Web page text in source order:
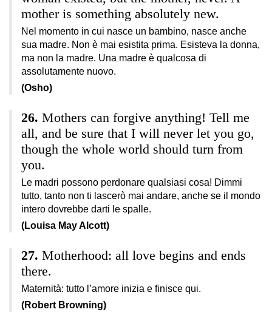
mother is something absolutely new.
Nel momento in cui nasce un bambino, nasce anche
sua madre. Non è mai esistita prima. Esisteva la donna,
ma non la madre. Una madre è qualcosa di
assolutamente nuovo.
(Osho)
Mothers can forgive anything! Tell me
all, and be sure that I will never let you go,
though the whole world should turn from
you.
Le madri possono perdonare qualsiasi cosa! Dimmi
tutto, tanto non ti lascerò mai andare, anche se il mondo
intero dovrebbe darti le spalle.
(Louisa May Alcott)
Motherhood: all love begins and ends
there.
Maternità: tutto l’amore inizia e finisce qui.
(Robert Browning)